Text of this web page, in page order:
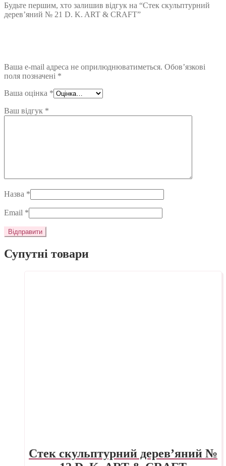
Будьте першим, хто залишив відгук на “Стек скульптурний
дерев’яний № 21 D. K. ART & CRAFT”
Ваша e-mail адреса не оприлюднюватиметься. Обов’язкові
поля позначені *
Ваша оцінка *
Ваш відгук *
Назва *
Email *
Супутні товари
Стек скульптурний дерев’яний №